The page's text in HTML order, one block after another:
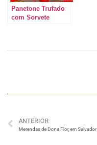
Panetone Trufado
com Sorvete
ANTERIOR
Merendas de Dona Flor, em Salvador